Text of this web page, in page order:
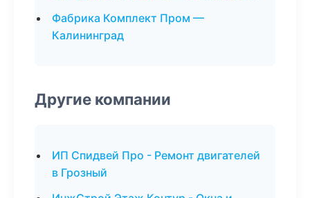
Фабрика Комплект Пром —
Калининград
Другие компании
ИП Спидвей Про - Ремонт двигателей
в Грозный